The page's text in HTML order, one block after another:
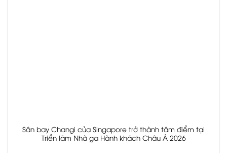
Sân bay Changi của Singapore trở thành tâm điểm tại
Triển lãm Nhà ga Hành khách Châu Á 2026